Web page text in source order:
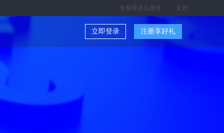
专精香港云服务 文档
立即登录 注册享好礼